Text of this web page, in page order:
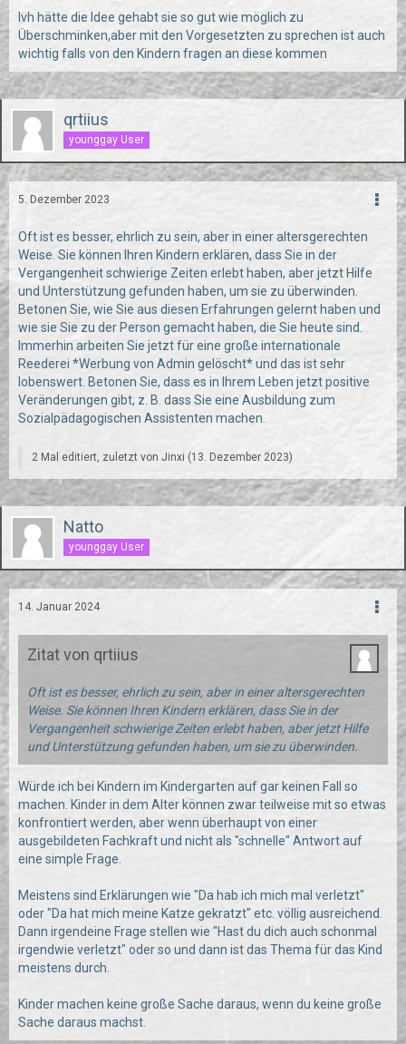
Ivh hätte die Idee gehabt sie so gut wie möglich zu
Überschminken,aber mit den Vorgesetzten zu sprechen ist auch
wichtig falls von den Kindern fragen an diese kommen
qrtiius
younggay User
5. Dezember 2023
Oft ist es besser, ehrlich zu sein, aber in einer altersgerechten
Weise. Sie können Ihren Kindern erklären, dass Sie in der
Vergangenheit schwierige Zeiten erlebt haben, aber jetzt Hilfe
und Unterstützung gefunden haben, um sie zu überwinden.
Betonen Sie, wie Sie aus diesen Erfahrungen gelernt haben und
wie sie Sie zu der Person gemacht haben, die Sie heute sind.
Immerhin arbeiten Sie jetzt für eine große internationale
Reederei *Werbung von Admin gelöscht* und das ist sehr
lobenswert. Betonen Sie, dass es in Ihrem Leben jetzt positive
Veränderungen gibt, z. B. dass Sie eine Ausbildung zum
Sozialpädagogischen Assistenten machen.
2 Mal editiert, zuletzt von Jinxi (13. Dezember 2023)
Natto
younggay User
14. Januar 2024
Zitat von qrtiius
Oft ist es besser, ehrlich zu sein, aber in einer altersgerechten
Weise. Sie können Ihren Kindern erklären, dass Sie in der
Vergangenheit schwierige Zeiten erlebt haben, aber jetzt Hilfe
und Unterstützung gefunden haben, um sie zu überwinden.
Würde ich bei Kindern im Kindergarten auf gar keinen Fall so
machen. Kinder in dem Alter können zwar teilweise mit so etwas
konfrontiert werden, aber wenn überhaupt von einer
ausgebildeten Fachkraft und nicht als "schnelle" Antwort auf
eine simple Frage.
Meistens sind Erklärungen wie "Da hab ich mich mal verletzt"
oder "Da hat mich meine Katze gekratzt" etc. völlig ausreichend.
Dann irgendeine Frage stellen wie "Hast du dich auch schonmal
irgendwie verletzt" oder so und dann ist das Thema für das Kind
meistens durch.
Kinder machen keine große Sache daraus, wenn du keine große
Sache daraus machst.